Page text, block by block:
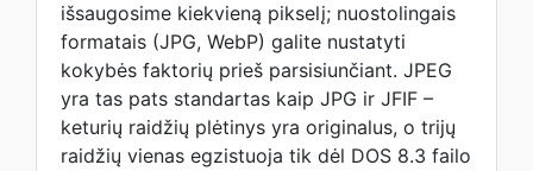
išsaugosime kiekvieną pikselį; nuostolingais
formatais (JPG, WebP) galite nustatyti
kokybės faktorių prieš parsisiunčiant. JPEG
yra tas pats standartas kaip JPG ir JFIF –
keturių raidžių plėtinys yra originalus, o trijų
raidžių vienas egzistuoja tik dėl DOS 8.3 failo